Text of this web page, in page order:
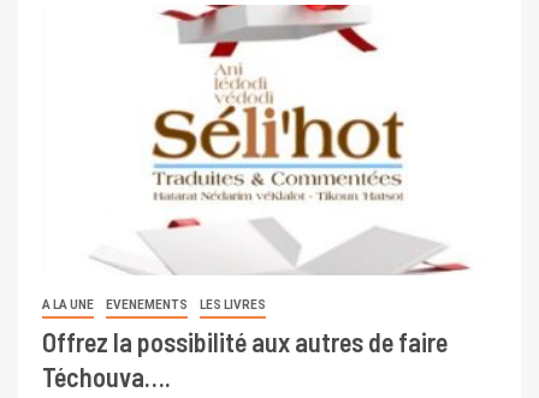
A LA UNE EVENEMENTS LES LIVRES
Offrez la possibilité aux autres de faire
Téchouva….